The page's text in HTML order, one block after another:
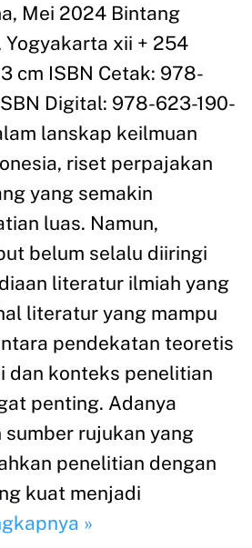
Mei 2024 Bintang
Yogyakarta xii + 254
cm ISBN Cetak: 978-
Digital: 978-623-190-
lanskap keilmuan
riset perpajakan
yang semakin
luas. Namun,
belum selalu diiringi
literatur ilmiah yang
literatur yang mampu
pendekatan teoretis
dan konteks penelitian
penting. Adanya
rujukan yang
penelitian dengan
kuat menjadi
»